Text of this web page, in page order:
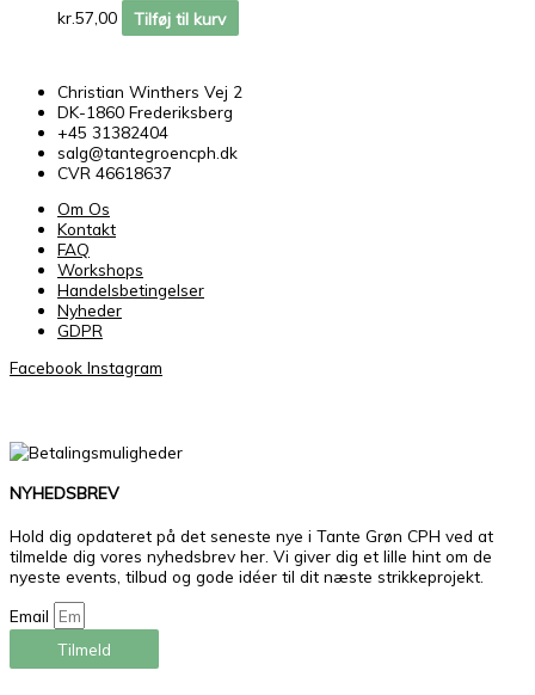
kr.57,00 Tilføj til kurv
Christian Winthers Vej 2
DK-1860 Frederiksberg
+45 31382404
salg@tantegroencph.dk
CVR 46618637
Om Os
Kontakt
FAQ
Workshops
Handelsbetingelser
Nyheder
GDPR
Facebook Instagram
NYHEDSBREV
Hold dig opdateret på det seneste nye i Tante Grøn CPH ved at
tilmelde dig vores nyhedsbrev her. Vi giver dig et lille hint om de
nyeste events, tilbud og gode idéer til dit næste strikkeprojekt.
Email
Tilmeld